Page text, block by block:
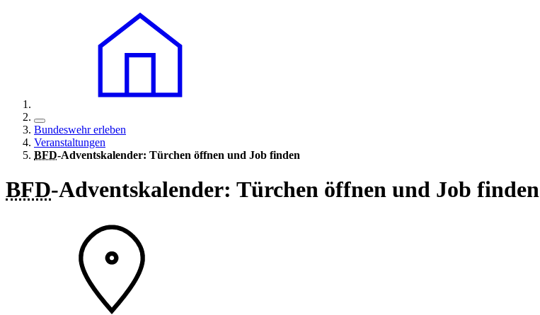
Bundeswehr erleben
Veranstaltungen
BFD-Adventskalender: Türchen öffnen und Job finden
BFD-Adventskalender: Türchen öffnen und Job finden